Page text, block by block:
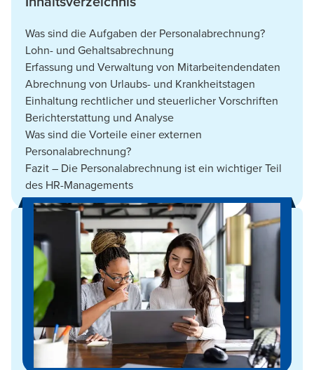
Was sind die Aufgaben der Personalabrechnung?
Lohn- und Gehaltsabrechnung
Erfassung und Verwaltung von Mitarbeitendendaten
Abrechnung von Urlaubs- und Krankheitstagen
Einhaltung rechtlicher und steuerlicher Vorschriften
Berichterstattung und Analyse
Was sind die Vorteile einer externen
Personalabrechnung?
Fazit – Die Personalabrechnung ist ein wichtiger Teil
des HR-Managements